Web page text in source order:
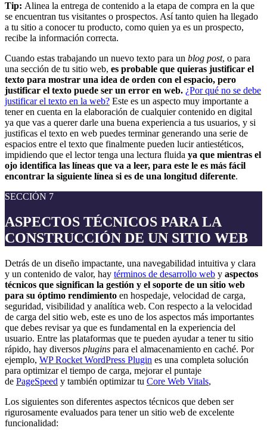
Tip: Alinea la entrega de contenido a la etapa de compra en la que
se encuentran tus visitantes o prospectos. Así tanto quien ha llegado
a tu sitio a conocer tu producto, como quien ya es un prospecto,
recibe la información correcta.
Cuando estas trabajando un nuevo texto para un blog post, o para
una sección de tu sitio web, es probable que quieras justificar el
texto para mostrar una idea de orden con el espacio, pero
justificar el texto puede ser un error en web. ¿Por qué no se debe
justificar el texto en la web? Este es un aspecto muy importante a
tener en cuenta en la elaboración de cualquier contenido en digital
ya que vas a querer darle una buena experiencia a tus usuarios, y si
justificas el texto en web puedes terminar generando una serie de
espacios entre el texto que finalmente pueden lucir antiestéticos,
impidiendo que el lector tenga una lectura fluida ya que mientras el
ojo identifica las líneas que va a leer, para este le es más fácil
encontrar la siguiente línea si es de una longitud diferente.
SECCIÓN 7
ASPECTOS TÉCNICOS PARA LA
CONSTRUCCIÓN DE UN SITIO WEB
Detrás de un diseño impactante, una navegabilidad intuitiva y clara
y un contenido de valor, hay términos de desarrollo web y aspectos
técnicos que significan la gestión y el soporte de un sitio web
para su óptimo rendimiento en hospedaje, velocidad de carga,
seguridad, visibilidad y analítica web. Con respecto a la velocidad
de carga del sitio web, este es uno de los aspectos más importantes
que debes revisar ya que es fundamental en la experiencia del
usuario. Entre las plataformas que te pueden ayudar a tener tu sitio
rápido, hay diversos plugins para el almacenamiento en caché. Por
ejemplo, WP Rocket WordPress Plugin es una completa solución
para optimizar el tiempo de carga, mejorar el puntaje
de PageSpeed y también optimizar tu Core Web Vitals,
Los siguientes son diferentes aspectos técnicos que deben ser
rigurosamente evaluados para tener un sitio web de excelente
funcionalidad: